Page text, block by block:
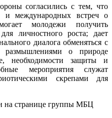
согласились с тем, что
и международных встреч о
молодежи получить
личностного роста; дает
диалога обменяться с
о природе
необходимости защиты и
мероприятия служат
скрепами для
на странице группы МБЦ